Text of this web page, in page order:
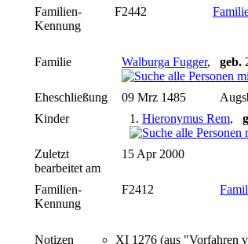
Familien-
Kennung
F2442
Familie Walburga Fugger, geb.
Eheschließung
09 Mrz 1485
Kinder
1. Hieronymus Rem,
Zuletzt
bearbeitet am
15 Apr 2000
Familien-
Kennung
F2412
Notizen XI 1276 (aus "Vorfahren